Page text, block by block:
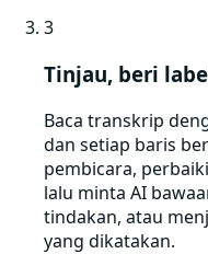
3
Tinjau, beri
Baca transkrip
dan setiap baris
pembicara,
lalu minta AI
tindakan, atau
yang dikatakan.